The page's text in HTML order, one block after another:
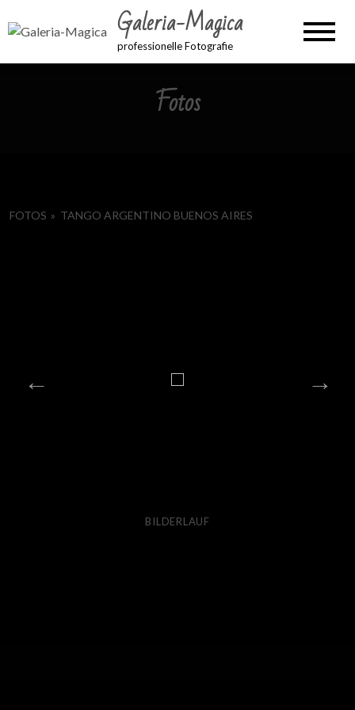
Galeria-Magica
professionelle Fotografie
Fotos
FOTOS » TANGO ARGENTINO BUENOS AIRES
BILDERLAUF